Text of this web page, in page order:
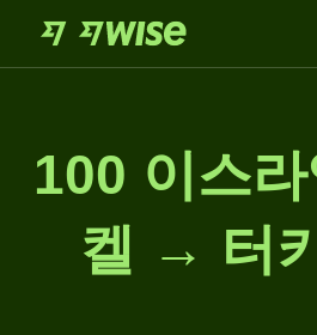
100 이스
켈 → 터